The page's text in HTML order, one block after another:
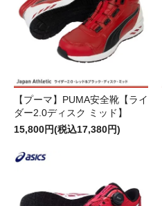
【プーマ】PUMA安全靴【ライ
ダー2.0ディスク ミッド】
15,800円(税込17,380円)